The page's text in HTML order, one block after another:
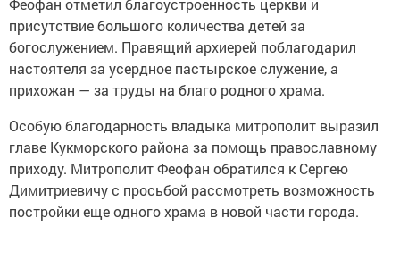
Феофан отметил благоустроенность церкви и
присутствие большого количества детей за
богослужением. Правящий архиерей поблагодарил
настоятеля за усердное пастырское служение, а
прихожан — за труды на благо родного храма.
Особую благодарность владыка митрополит выразил
главе Кукморского района за помощь православному
приходу. Митрополит Феофан обратился к Сергею
Димитриевичу с просьбой рассмотреть возможность
постройки еще одного храма в новой части города.